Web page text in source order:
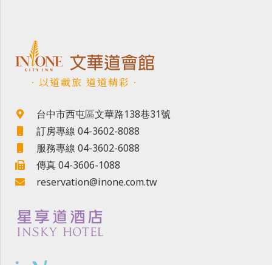
．以道載旅 道道精彩．
台中市西屯區文華路138巷31號
訂房專線 04-3602-8088
服務專線 04-3602-6088
傳真 04-3606-1088
reservation@inone.com.tw